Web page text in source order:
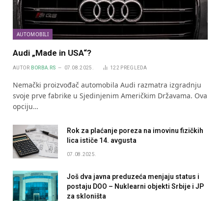
AUTOMOBILI
Audi „Made in USA“?
AUTOR BORBA.RS 07.08.2025. 122 PREGLEDA
Nemački proizvođač automobila Audi razmatra izgradnju
svoje prve fabrike u Sjedinjenim Američkim Državama. Ova
opciju…
Rok za plaćanje poreza na imovinu fizičkih
lica ističe 14. avgusta
07.08.2025.
Još dva javna preduzeća menjaju status i
postaju DOO – Nuklearni objekti Srbije i JP
za skloništa